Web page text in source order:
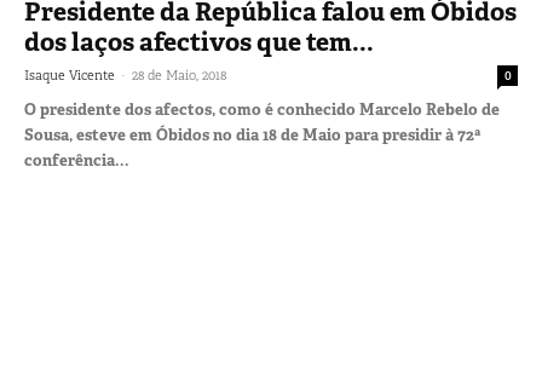
Presidente da República falou em Óbidos
dos laços afectivos que tem...
Isaque Vicente - 28 de Maio, 2018 0
O presidente dos afectos, como é conhecido Marcelo Rebelo de
Sousa, esteve em Óbidos no dia 18 de Maio para presidir à 72ª
conferência...